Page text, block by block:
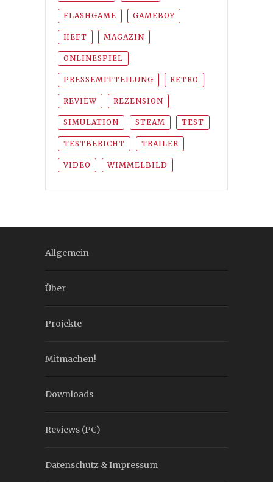
FLASHGAME GAMEBOY
HEFT MAGAZIN
ONLINESPIEL
PRESSEMITTEILUNG RETRO
REVIEW REZENSION
SIMULATION STEAM TEST
TESTBERICHT TRAILER
VIDEO WIMMELBILD
Allgemein
Über
Projekte
Mitmachen!
Downloads
Reviews (PC)
Datenschutz & Impressum